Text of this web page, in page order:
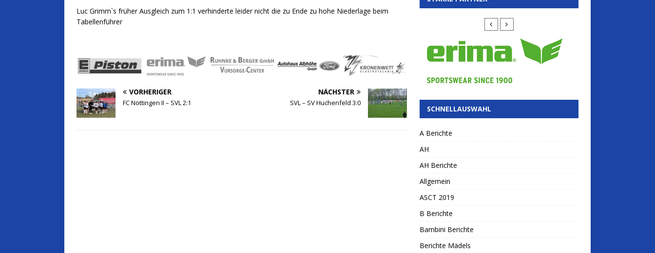
Luc Grimm`s früher Ausgleich zum 1:1 verhinderte leider nicht die zu Ende zu hohe Niederlage beim
Tabellenführer
VORHERIGER
FC Nöttingen II – SVL 2:1
NÄCHSTER
SVL – SV Huchenfeld 3:0
SCHNELLAUSWAHL
A Berichte
AH
AH Berichte
Allgemein
ASCT 2019
B Berichte
Bambini Berichte
Berichte Mädels